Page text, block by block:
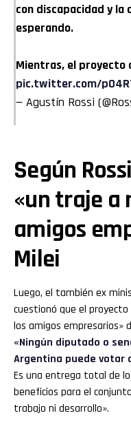
con discapacidad y
esperando.
Mientras, el proyecto
pic.twitter.com/
— Agustín Rossi
Según
«un traje a
amigos
Milei
Luego, el también ex
cuestionó que el proyecto
los amigos empresarios»
«Ningún diputado o
Argentina puede
Es una entrega total de
beneficios para el
trabajo ni desarrollo».